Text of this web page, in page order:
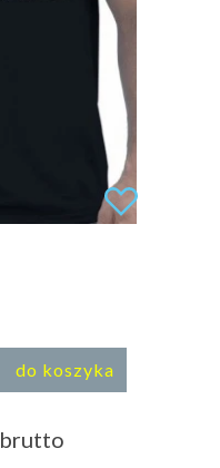
do koszyka
brutto